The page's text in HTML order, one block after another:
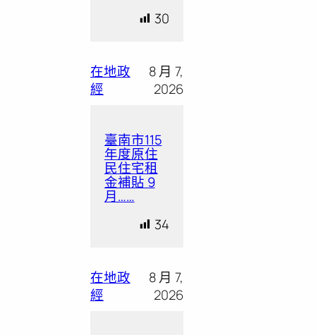
30
在地政
經
8 月 7,
2026
臺南市115
年度原住
民住宅租
金補貼 9
月……
34
在地政
經
8 月 7,
2026